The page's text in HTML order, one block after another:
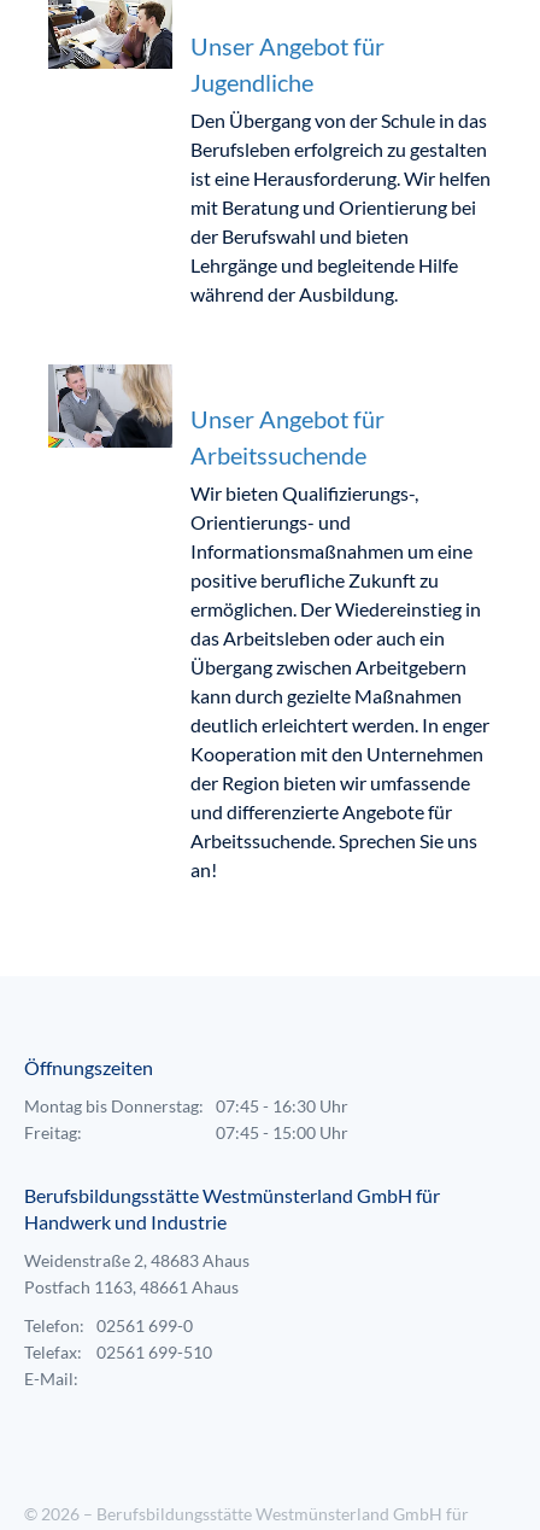
Unser Angebot für
Jugendliche
Den Übergang von der Schule in das
Berufsleben erfolgreich zu gestalten
ist eine Herausforderung. Wir helfen
mit Beratung und Orientierung bei
der Berufswahl und bieten
Lehrgänge und begleitende Hilfe
während der Ausbildung.
Unser Angebot für
Arbeitssuchende
Wir bieten Qualifizierungs-,
Orientierungs- und
Informationsmaßnahmen um eine
positive berufliche Zukunft zu
ermöglichen. Der Wiedereinstieg in
das Arbeitsleben oder auch ein
Übergang zwischen Arbeitgebern
kann durch gezielte Maßnahmen
deutlich erleichtert werden. In enger
Kooperation mit den Unternehmen
der Region bieten wir umfassende
und differenzierte Angebote für
Arbeitssuchende. Sprechen Sie uns
an!
Öffnungszeiten
Montag bis Donnerstag:
07:45 - 16:30 Uhr
Freitag:
07:45 - 15:00 Uhr
Berufsbildungsstätte Westmünsterland GmbH für
Handwerk und Industrie
Weidenstraße 2, 48683 Ahaus
Postfach 1163, 48661 Ahaus
Telefon:
02561 699-0
Telefax:
02561 699-510
E-Mail:
© 2026 – Berufsbildungsstätte Westmünsterland GmbH für